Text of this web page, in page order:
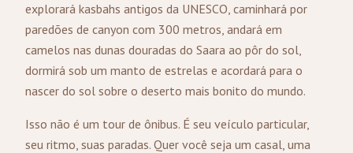
explorará kasbahs antigos da UNESCO, caminhará por
paredões de canyon com 300 metros, andará em
camelos nas dunas douradas do Saara ao pôr do sol,
dormirá sob um manto de estrelas e acordará para o
nascer do sol sobre o deserto mais bonito do mundo.
Isso não é um tour de ônibus. É seu veículo particular,
seu ritmo, suas paradas. Quer você seja um casal, uma